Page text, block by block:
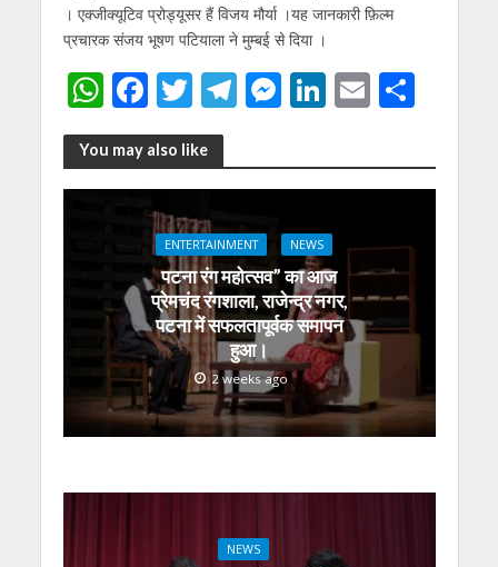
। एक्जीक्यूटिव प्रोड्यूसर हैं विजय मौर्या ।यह जानकारी फ़िल्म
प्रचारक संजय भूषण पटियाला ने मुम्बई से दिया ।
W
h
at
s
p
F
ac
e
b
o
o
k
T
w
itt
er
T
e
gr
a
m
M
ss
e
n
g
er
Li
k
e
dI
n
E
ai
l
S
ar
e
You may also like
ENTERTAINMENT NEWS
पटना रंग महोत्सव” का आज
प्रेमचंद रंगशाला, राजेन्द्र नगर,
पटना में सफलतापूर्वक समापन
हुआ।
2 weeks ago
NEWS